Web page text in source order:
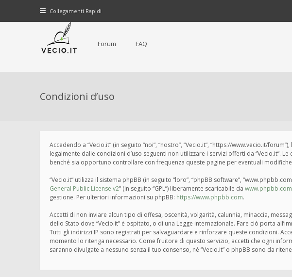
Collegamenti Rapidi
Forum FAQ
Condizioni d’uso
Accedendo a “Vecio.it” (in seguito “noi”, “nostro”, “Vecio.it”, “https://www.vecio.it/
legalmente dalle condizioni d’uso seguenti non utilizzare i servizi offerti da “Vecio.it”.
benché sia opportuno controllare con frequenza queste pagine per eventuali
“Vecio.it” utilizza il sistema phpBB (in seguito “loro”, “phpBB software”,
General Public License v2” (in seguito “GPL”) liberamente scaricabile da www.phpbb.com
gestione. Per ulteriori informazioni su phpBB: https://www.phpbb.com.
Accetti di non inviare alcun tipo di offesa, oscenità, volgarità, calunnia, minaccia,
dello Stato dove “Vecio.it” è ospitato, o di una Legge internazionale. Fare ciò porta
Tutti gli indirizzi IP sono registrati per salvaguardare e rinforzare queste condizioni.
momento lo ritenga necessario. Come fruitore di questo servizio, accetti che ogni
saranno divulgate a nessuno senza il tuo consenso, né “Vecio.it” o phpBB sono da